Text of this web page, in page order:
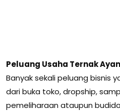
Peluang Usaha Ternak
Banyak sekali peluang bisnis
dari buka toko, dropship,
pemeliharaan ataupun